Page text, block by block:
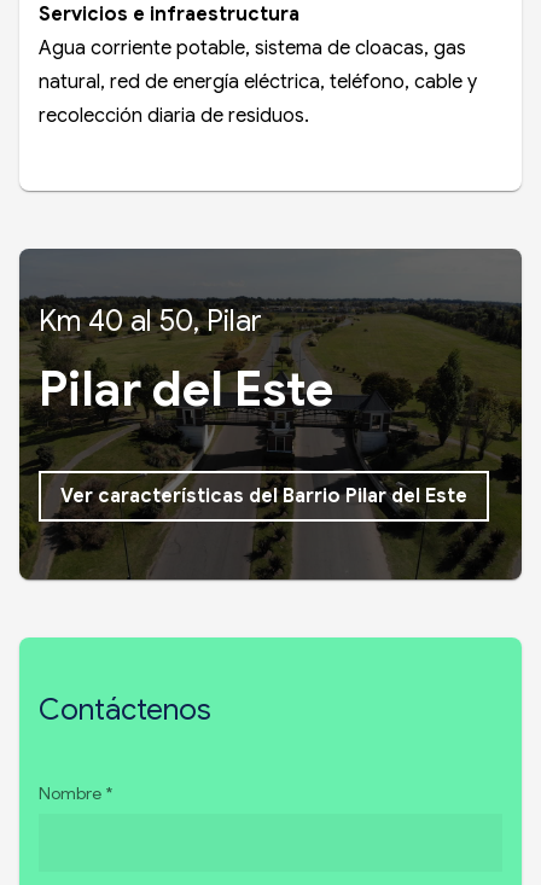
Servicios e infraestructura
Agua corriente potable, sistema de cloacas, gas
natural, red de energía eléctrica, teléfono, cable y
recolección diaria de residuos.
Km 40 al 50, Pilar
Pilar del Este
Ver características del Barrio Pilar del Este
Contáctenos
Nombre *